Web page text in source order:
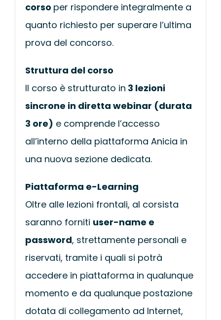
corso per rispondere integralmente a
quanto richiesto per superare l’ultima
prova del concorso.
Struttura del corso
Il corso è strutturato in 3 lezioni
sincrone in diretta webinar (durata
3 ore) e comprende l’accesso
all’interno della piattaforma Anicia in
una nuova sezione dedicata.
Piattaforma e-Learning
Oltre alle lezioni frontali, al corsista
saranno forniti user-name e
password, strettamente personali e
riservati, tramite i quali si potrà
accedere in piattaforma in qualunque
momento e da qualunque postazione
dotata di collegamento ad Internet,